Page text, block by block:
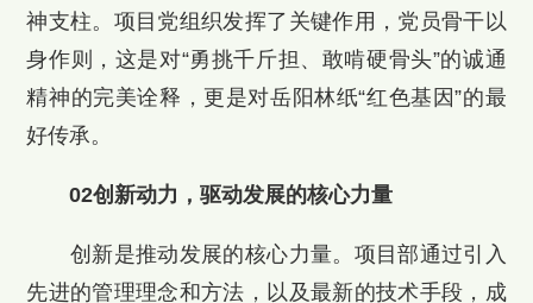
神支柱。项目党组织发挥了关键作用，党员骨干以
身作则，这是对“勇挑千斤担、敢啃硬骨头”的诚通
精神的完美诠释，更是对岳阳林纸“红色基因”的最
好传承。
02创新动力，驱动发展的核心力量
创新是推动发展的核心力量。项目部通过引入
先进的管理理念和方法，以及最新的技术手段，成